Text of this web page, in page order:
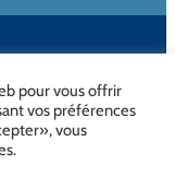
pour vous offrir
vos préférences
vous